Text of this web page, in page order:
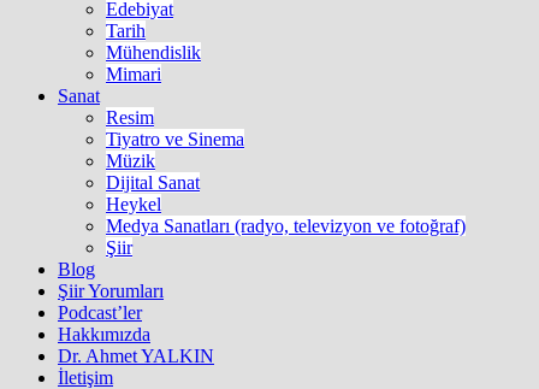
Edebiyat
Tarih
Mühendislik
Mimari
Sanat
Resim
Tiyatro ve Sinema
Müzik
Dijital Sanat
Heykel
Medya Sanatları (radyo, televizyon ve fotoğraf)
Şiir
Blog
Şiir Yorumları
Podcast’ler
Hakkımızda
Dr. Ahmet YALKIN
İletişim